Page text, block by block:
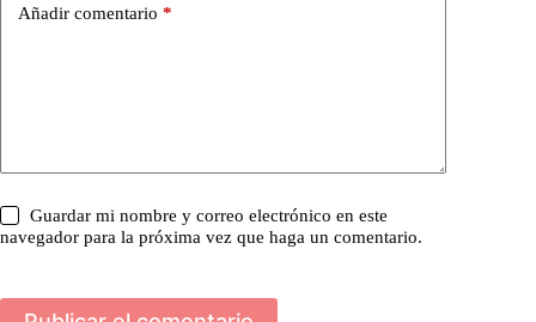
Añadir comentario *
Guardar mi nombre y correo electrónico en este
navegador para la próxima vez que haga un comentario.